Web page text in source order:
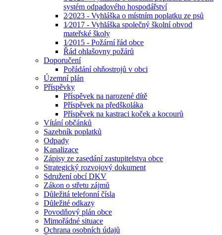
systém odpadového hospodářství
2⁄2023 - Vyhláška o místním poplatku ze psů
1⁄2017 - Vyhláška společný školní obvod
mateřské školy
1⁄2015 - Požární řád obce
Řád ohlašovny požárů
Doporučení
Pořádání ohňostrojů v obci
Územní plán
Příspěvky
Příspěvek na narozené dítě
Příspěvek na předškoláka
Příspěvek na kastraci koček a kocourů
Vítání občánků
Sazebník poplatků
Odpady
Kanalizace
Zápisy ze zasedání zastupitelstva obce
Strategický rozvojový dokument
Sdružení obcí DKV
Zákon o střetu zájmů
Důležitá telefonní čísla
Důležité odkazy
Povodňový plán obce
Mimořádné situace
Ochrana osobních údajů